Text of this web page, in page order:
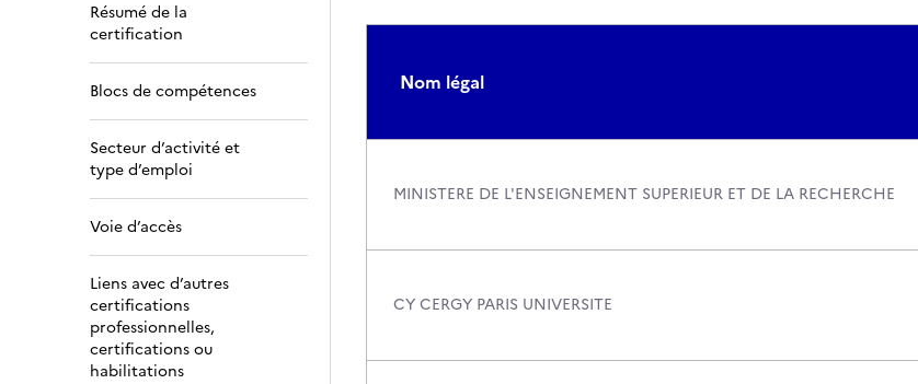
Résumé de la
certification
Blocs de compétences
Secteur d’activité et
type d’emploi
Voie d’accès
Liens avec d’autres
certifications
professionnelles,
certifications ou
habilitations
Nom légal
MINISTERE DE L'ENSEIGNEMENT SUPERIEUR ET DE LA RECHERCHE
CY CERGY PARIS UNIVERSITE